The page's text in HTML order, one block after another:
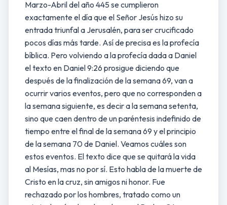
Marzo-Abril del año 445 se cumplieron
exactamente el día que el Señor Jesús hizo su
entrada triunfal a Jerusalén, para ser crucificado
pocos días más tarde. Así de precisa es la profecía
bíblica. Pero volviendo a la profecía dada a Daniel
el texto en Daniel 9:26 prosigue diciendo que
después de la finalización de la semana 69, van a
ocurrir varios eventos, pero que no corresponden a
la semana siguiente, es decir a la semana setenta,
sino que caen dentro de un paréntesis indefinido de
tiempo entre el final de la semana 69 y el principio
de la semana 70 de Daniel. Veamos cuáles son
estos eventos. El texto dice que se quitará la vida
al Mesías, mas no por sí. Esto habla de la muerte de
Cristo en la cruz, sin amigos ni honor. Fue
rechazado por los hombres, tratado como un